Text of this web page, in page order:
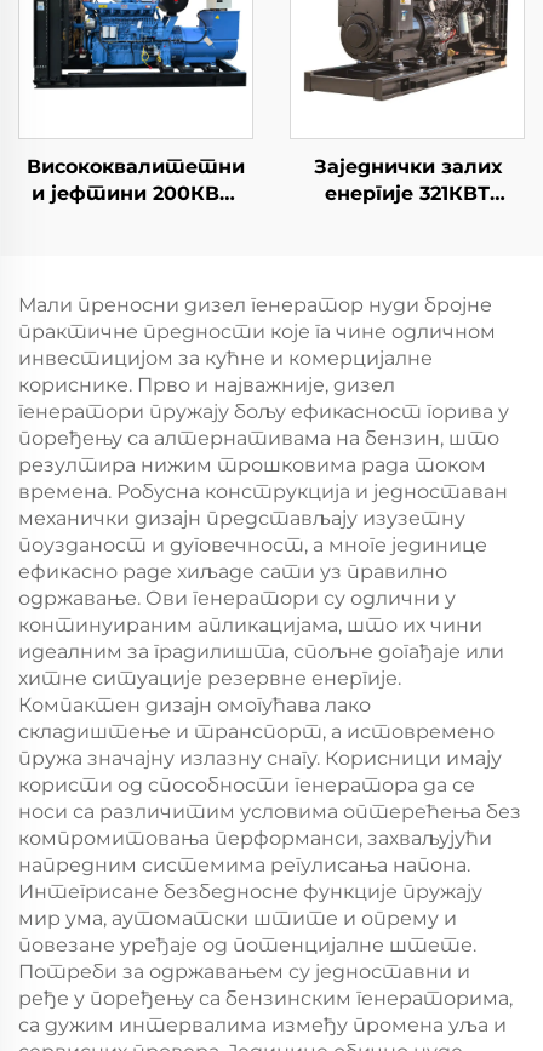
Наменска напона
рекоил
Висококвалитетни
и јефтини 200КВт
Заједнички залих
енергије 321КВТ
индустријски дизел
генератор
Мали преносни дизел генератор нуди бројне
практичне предности које га чине одличном
инвестицијом за кућне и комерцијалне
кориснике. Прво и најважније, дизел
генератори пружају бољу ефикасност горива у
поређењу са алтернативама на бензин, што
резултира нижим трошковима рада током
времена. Робусна конструкција и једноставан
механички дизајн представљају изузетну
поузданост и дуговечност, а многе јединице
ефикасно раде хиљаде сати уз правилно
одржавање. Ови генератори су одлични у
континуираним апликацијама, што их чини
идеалним за градилишта, спољне догађаје или
хитне ситуације резервне енергије.
Компактен дизајн омогућава лако
складиштење и транспорт, а истовремено
пружа значајну излазну снагу. Корисници имају
користи од способности генератора да се
носи са различитим условима оптерећења без
компромитовања перформанси, захваљујући
напредним системима регулисања напона.
Интегрисане безбедносне функције пружају
мир ума, аутоматски штите и опрему и
повезане уређаје од потенцијалне штете.
Потреби за одржавањем су једноставни и
ређе у поређењу са бензинским генераторима,
са дужим интервалима између промена уља и